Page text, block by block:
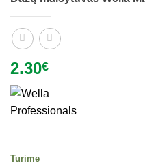
2.30€
Turime